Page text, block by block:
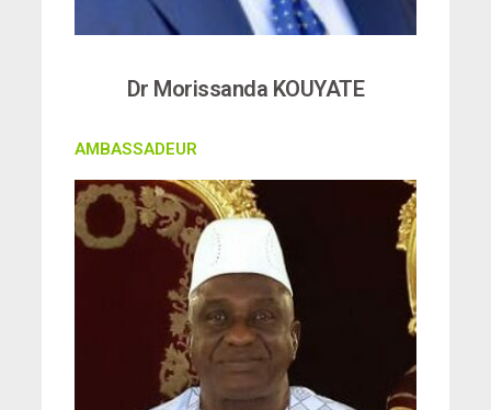
Dr Morissanda KOUYATE
AMBASSADEUR